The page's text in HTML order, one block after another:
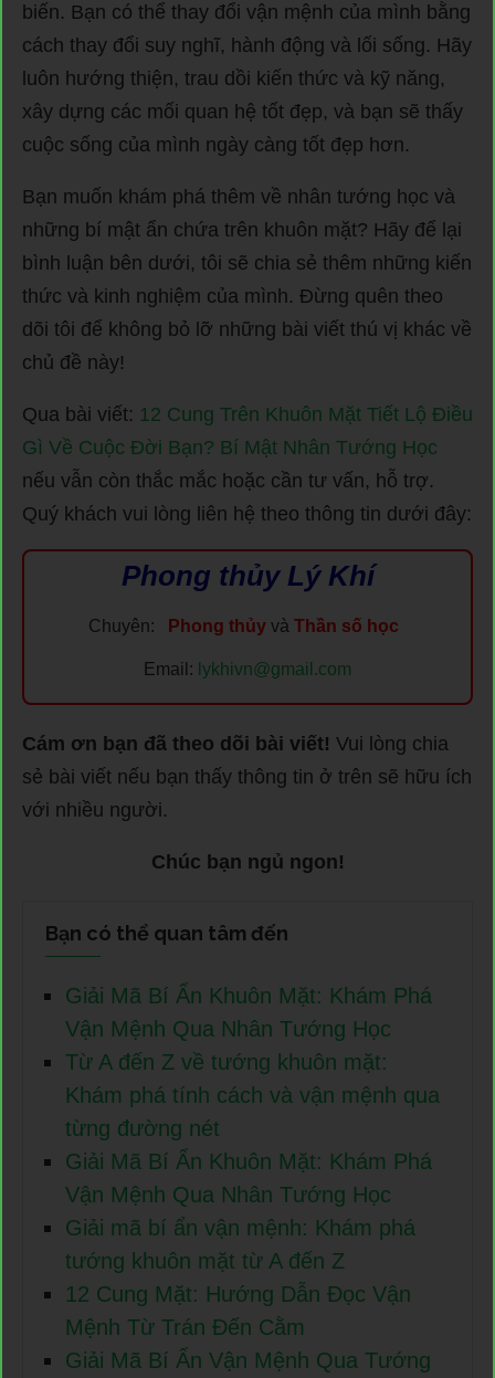
biến. Bạn có thể thay đổi vận mệnh của mình bằng
cách thay đổi suy nghĩ, hành động và lối sống. Hãy
luôn hướng thiện, trau dồi kiến thức và kỹ năng,
xây dựng các mối quan hệ tốt đẹp, và bạn sẽ thấy
cuộc sống của mình ngày càng tốt đẹp hơn.
Bạn muốn khám phá thêm về nhân tướng học và
những bí mật ẩn chứa trên khuôn mặt? Hãy để lại
bình luận bên dưới, tôi sẽ chia sẻ thêm những kiến
thức và kinh nghiệm của mình. Đừng quên theo
dõi tôi để không bỏ lỡ những bài viết thú vị khác về
chủ đề này!
Qua bài viết: 12 Cung Trên Khuôn Mặt Tiết Lộ Điều
Gì Về Cuộc Đời Bạn? Bí Mật Nhân Tướng Học
nếu vẫn còn thắc mắc hoặc cần tư vấn, hỗ trợ.
Quý khách vui lòng liên hệ theo thông tin dưới đây:
Phong thủy Lý Khí
Chuyên: Phong thủyvà Thần số học
Email: lykhivn@gmail.com
Cám ơn bạn đã theo dõi bài viết! Vui lòng chia
sẻ bài viết nếu bạn thấy thông tin ở trên sẽ hữu ích
với nhiều người.
Chúc bạn ngủ ngon!
Bạn có thể quan tâm đến
Giải Mã Bí Ẩn Khuôn Mặt: Khám Phá
Vận Mệnh Qua Nhân Tướng Học
Từ A đến Z về tướng khuôn mặt:
Khám phá tính cách và vận mệnh qua
từng đường nét
Giải Mã Bí Ẩn Khuôn Mặt: Khám Phá
Vận Mệnh Qua Nhân Tướng Học
Giải mã bí ẩn vận mệnh: Khám phá
tướng khuôn mặt từ A đến Z
12 Cung Mặt: Hướng Dẫn Đọc Vận
Mệnh Từ Trán Đến Cằm
Giải Mã Bí Ẩn Vận Mệnh Qua Tướng